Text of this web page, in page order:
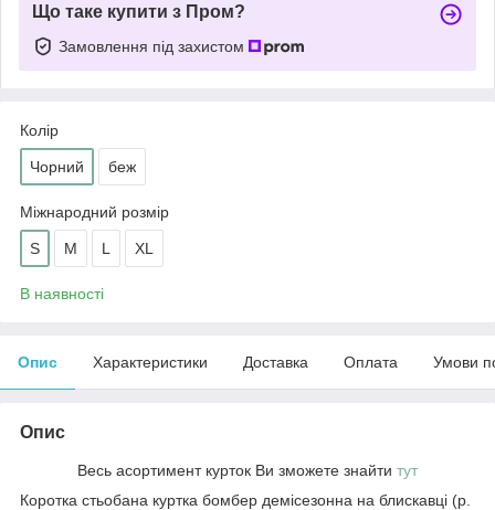
Що таке купити з Пром?
Замовлення під захистом
Колір
Чорний беж
Міжнародний розмір
S M L XL
В наявності
Опис Характеристики Доставка Оплата Умови
Опис
Весь асортимент курток Ви зможете знайти тут
Коротка стьобана куртка бомбер демісезонна на блискавці (р.